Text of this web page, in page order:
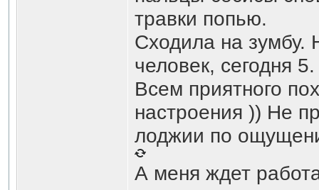
травки попью.
Сходила на
человек, сегодня
Всем приятного
настроения )) Не
лоджии по
А меня ждет